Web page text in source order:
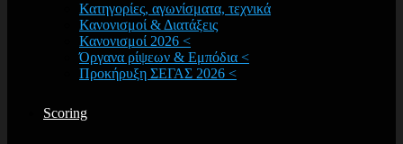
Κατηγορίες, αγωνίσματα, τεχνικά
Κανονισμοί & Διατάξεις
Κανονισμοί 2026 <
Όργανα ρίψεων & Εμπόδια <
Προκήρυξη ΣΕΓΑΣ 2026 <
Scoring